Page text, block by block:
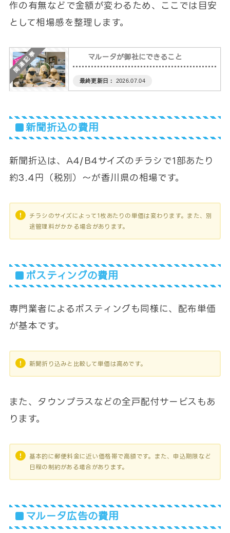
作の有無などで金額が変わるため、ここでは目安
として相場感を整理します。
マルータが御社にできること
2026.07.04
新聞折込の費用
新聞折込は、A4/B4サイズのチラシで1部あたり
約3.4円（税別）～が香川県の相場です。
チラシのサイズによって1枚あたりの単価は変わります。また、別
途管理料がかかる場合があります。
ポスティングの費用
専門業者によるポスティングも同様に、配布単価
が基本です。
新聞折り込みと比較して単価は高めです。
また、タウンプラスなどの全戸配付サービスもあ
ります。
基本的に郵便料金に近い価格帯で高額です。また、申込期限など
日程の制約がある場合があります。
マルータ広告の費用